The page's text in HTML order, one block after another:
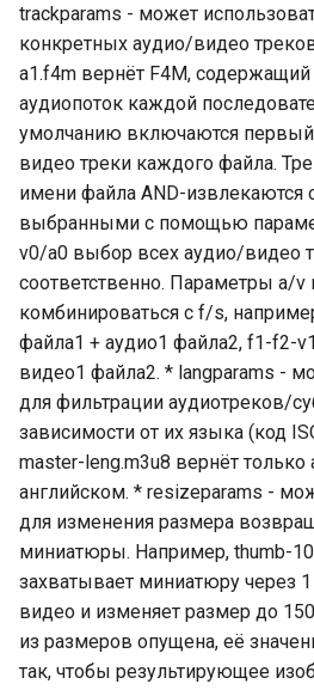
trackparams - может
конкретных аудио/видео
a1.f4m вернёт F4M,
аудиопоток каждой
умолчанию включаются
видео треки каждого файла.
имени файла AND-извлекаются
выбранными с помощью
v0/a0 выбор всех аудио/видео
соответственно. Параметры a/v
комбинироваться с f/s,
файла1 + аудио1 файла2, f1-f2-
видео1 файла2. * langparams -
для фильтрации аудиотреков/
зависимости от их языка (код
master-leng.m3u8 вернёт только
английском. * resizeparams -
для изменения размера
миниатюры. Например, thumb-
захватывает миниатюру через
видео и изменяет размер до
из размеров опущена, её
так, чтобы результирующее